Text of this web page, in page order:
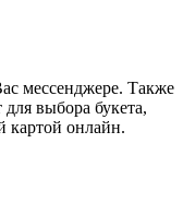
мессенджере. Также
выбора букета,
картой онлайн.